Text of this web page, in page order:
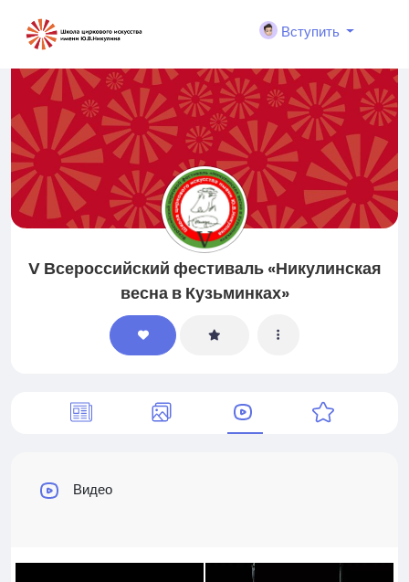
Вступить
V Всероссийский фестиваль «Никулинская
весна в Кузьминках»
Видео